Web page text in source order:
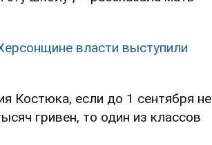
власти выступили
Костюка, если до 1 сентября не
гривен, то один из классов